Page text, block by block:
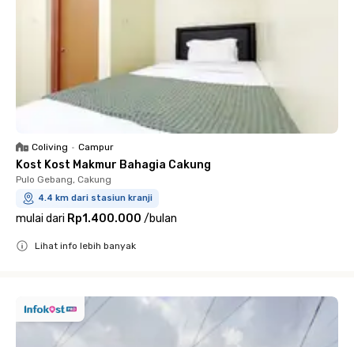
Coliving • Campur
Kost Kost Makmur Bahagia Cakung
Pulo Gebang, Cakung
4.4 km dari stasiun kranji
mulai dari Rp1.400.000 /bulan
Lihat info lebih banyak